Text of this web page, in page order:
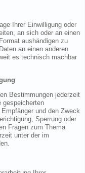
Ihrer Einwilligung oder
an sich oder an einen
aushändigen zu
an einen anderen
es technisch machbar
Bestimmungen jederzeit
gespeicherten
und den Zweck
Sperrung oder
Fragen zum Thema
unter der im